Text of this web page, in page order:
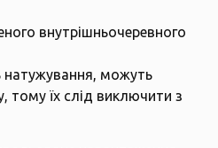
внутрішньочеревного
можуть
тому їх слід виключити з